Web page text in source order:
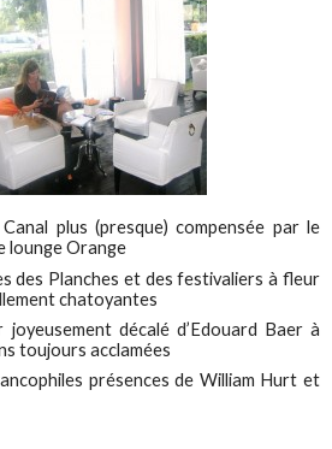
plus (presque) compensée par le
lounge Orange
des Planches et des festivaliers à fleur
chatoyantes
décalé d’Edouard Baer à
toujours acclamées
présences de William Hurt et